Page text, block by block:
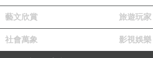
道號盈清的盈夕帶著師弟
回雲度山除妖
和吸收了雪松三千年道行的蘭花重
蘭花在化型時看見莫遠
藝文欣賞 旅遊玩家
社會萬象 影視娛樂